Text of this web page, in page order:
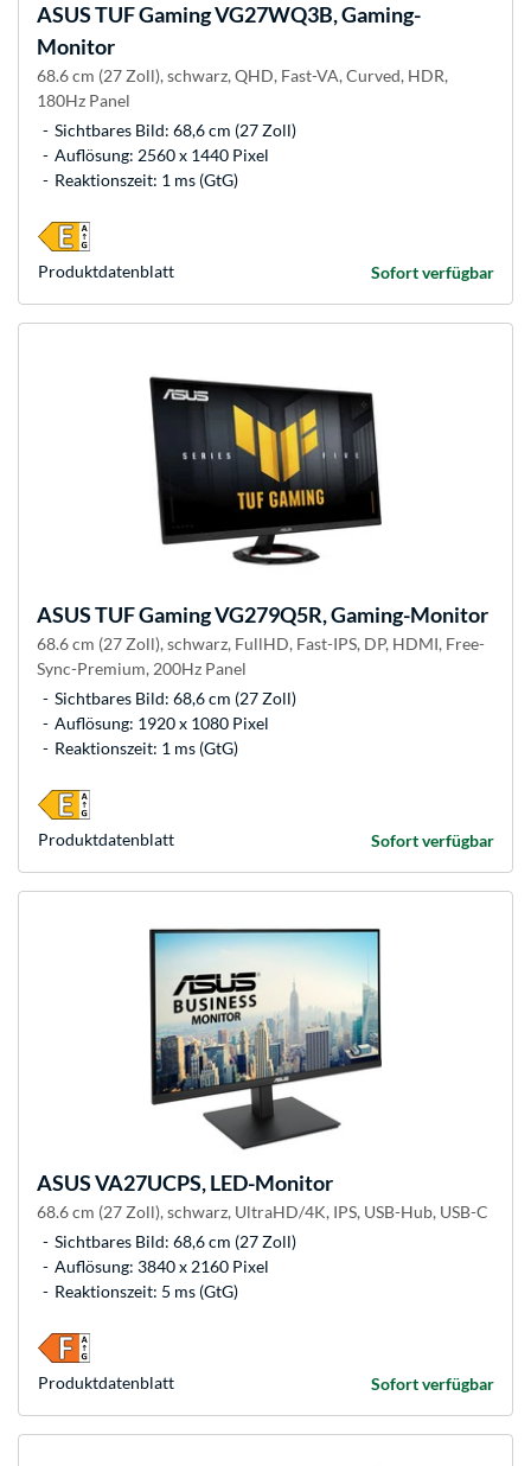
ASUSTUF Gaming VG27WQ3B, Gaming-
Monitor
68.6 cm (27 Zoll), schwarz, QHD, Fast-VA, Curved, HDR,
180Hz Panel
Sichtbares Bild: 68,6 cm (27 Zoll)
Auflösung: 2560 x 1440 Pixel
Reaktionszeit: 1 ms (GtG)
Sofort verfügbar
Produkt­datenblatt
ASUSTUF Gaming VG279Q5R, Gaming-Monitor
68.6 cm (27 Zoll), schwarz, FullHD, Fast-IPS, DP, HDMI, Free-
Sync-Premium, 200Hz Panel
Sichtbares Bild: 68,6 cm (27 Zoll)
Auflösung: 1920 x 1080 Pixel
Reaktionszeit: 1 ms (GtG)
Sofort verfügbar
Produkt­datenblatt
ASUSVA27UCPS, LED-Monitor
68.6 cm (27 Zoll), schwarz, UltraHD/4K, IPS, USB-Hub, USB-C
Sichtbares Bild: 68,6 cm (27 Zoll)
Auflösung: 3840 x 2160 Pixel
Reaktionszeit: 5 ms (GtG)
Sofort verfügbar
Produkt­datenblatt